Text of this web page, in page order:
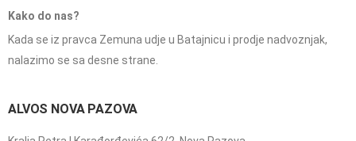
Kako do nas?
Kada se iz pravca Zemuna udje u Batajnicu i prodje nadvoznjak,
nalazimo se sa desne strane.
ALVOS NOVA PAZOVA